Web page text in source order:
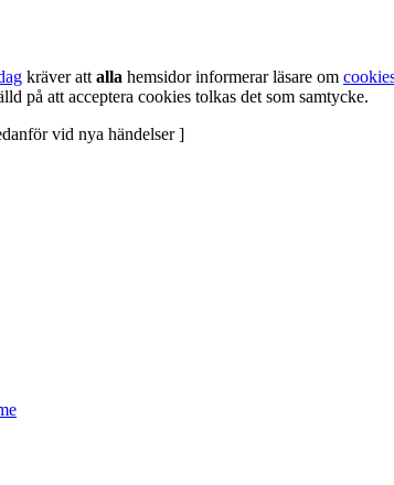
kräver att alla hemsidor informerar läsare om
på att acceptera cookies tolkas det som samtycke.
vid nya händelser ]